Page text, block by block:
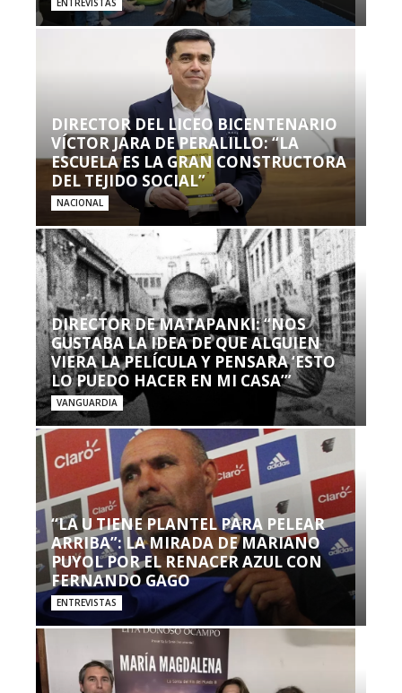
ENTREVISTAS
DIRECTOR DEL LICEO BICENTENARIO
VÍCTOR JARA DE PERALILLO: “LA
ESCUELA ES LA GRAN CONSTRUCTORA
DEL TEJIDO SOCIAL”
NACIONAL
DIRECTOR DE MATAPANKI: “NOS
GUSTABA LA IDEA DE QUE ALGUIEN
VIERA LA PELÍCULA Y PENSARA ‘ESTO
LO PUEDO HACER EN MI CASA’”
VANGUARDIA
“LA U TIENE PLANTEL PARA PELEAR
ARRIBA”: LA MIRADA DE MARIANO
PUYOL POR EL RENACER AZUL CON
FERNANDO GAGO
ENTREVISTAS